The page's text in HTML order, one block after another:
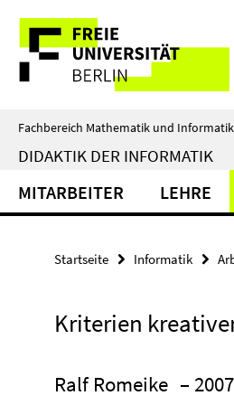
direkt
Inhalt
Service-
Navigation
Fachbereich Mathematik und Informatik
DIDAKTIK DER INFORMATIK
MITARBEITER LEHRE
Startseite Informatik
Kriterien
Ralf Romeike – 2007